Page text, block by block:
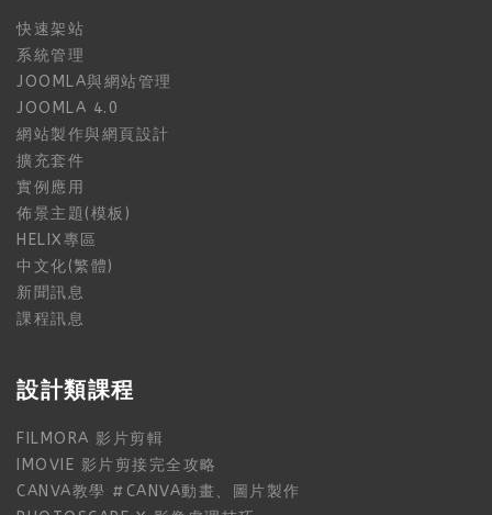
快速架站
系統管理
JOOMLA與網站管理
JOOMLA 4.0
網站製作與網頁設計
擴充套件
實例應用
佈景主題(模板)
HELIX專區
中文化(繁體)
新聞訊息
課程訊息
設計類課程
FILMORA 影片剪輯
IMOVIE 影片剪接完全攻略
CANVA教學 #CANVA動畫、圖片製作